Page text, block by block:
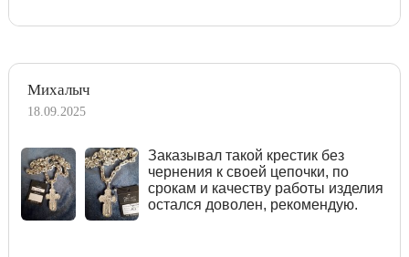
Михалыч
18.09.2025
Заказывал такой крестик без
чернения к своей цепочки, по
срокам и качеству работы изделия
остался доволен, рекомендую.